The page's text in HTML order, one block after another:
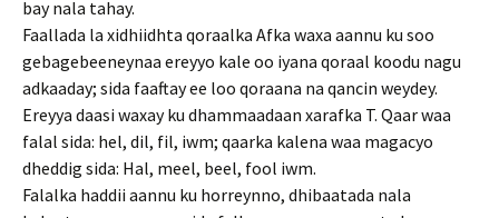
bay nala tahay.
Faallada la xidhiidhta qoraalka Afka waxa aannu ku soo
gebagebeeneynaa ereyyo kale oo iyana qoraal koodu nagu
adkaaday; sida faaftay ee loo qoraana na qancin weydey.
Ereyya daasi waxay ku dhammaadaan xarafka T. Qaar waa
falal sida: hel, dil, fil, iwm; qaarka kalena waa magacyo
dheddig sida: Hal, meel, beel, fool iwm.
Falalka haddii aannu ku horreynno, dhibaatada nala